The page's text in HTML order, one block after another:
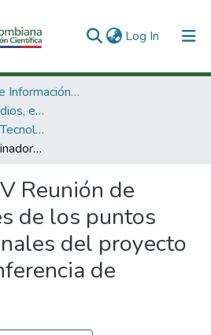
Log In (current)
3. Recursos de Información Científica y Tecnológica
3.2.1. Políticas, estudios, evaluaciones e indicadores de CTeI
Políticas de Ciencia, Tecnología e Innovación
IV Reunión de coordinadores de los puntos focales nacionales del proyecto piloto de tranferencia de tecnología.
Reunión de
de los puntos
del proyecto
de